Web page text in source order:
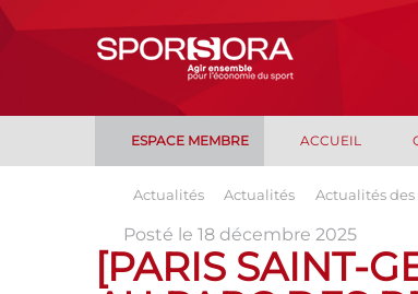
ESPACE MEMBRE ACCUEIL
Actualités Actualités Actualités des
Posté le 18 décembre 2025
[PARIS SAINT-